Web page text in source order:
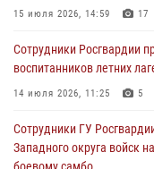
05 августа 2026, 12:25 2
Петербургские
автомобиль, ранее
Ленобласти
15 июля 2026, 14:59 17
Сотрудники Росгвардии
воспитанников летних
14 июля 2026, 11:25 5
Сотрудники ГУ
Западного округа войск
боевому самбо